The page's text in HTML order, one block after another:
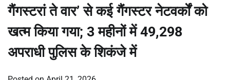
गैंगस्टरां ते वार’ से कई गैंगस्टर नेटवर्कों को
खत्म किया गया; 3 महीनों में 49,298
अपराधी पुलिस के शिकंजे में